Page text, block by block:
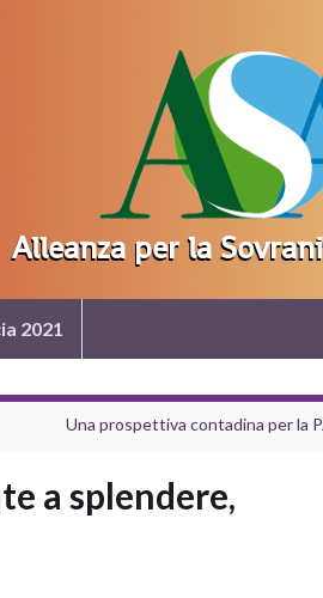
2021
Una prospettiva contadina per la
a splendere,